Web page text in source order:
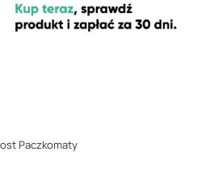
Paczkomaty